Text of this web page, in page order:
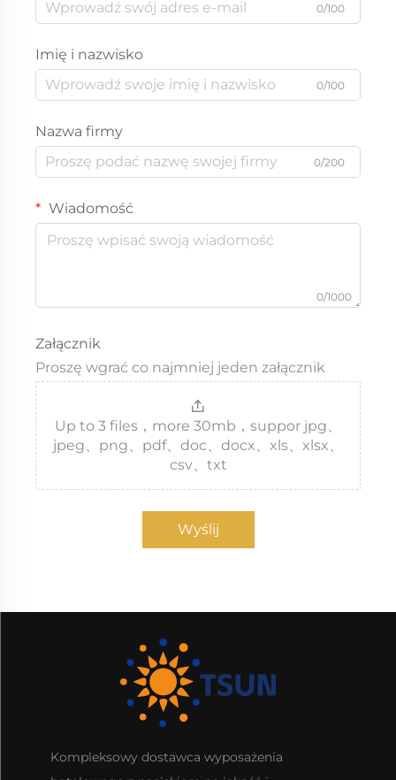
0/100
Imię i nazwisko
0/100
Nazwa firmy
0/200
Wiadomość
0/1000
Załącznik
Proszę wgrać co najmniej jeden załącznik
Up to 3 files，more 30mb，suppor jpg、
jpeg、png、pdf、doc、docx、xls、xlsx、
csv、txt
Wyślij
Kompleksowy dostawca wyposażenia